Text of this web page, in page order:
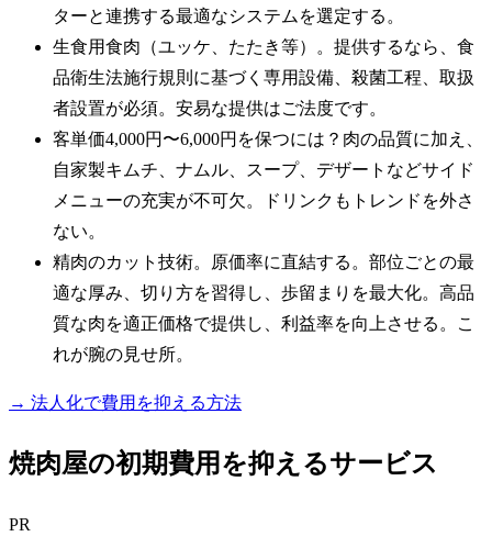
ターと連携する最適なシステムを選定する。
生食用食肉（ユッケ、たたき等）。提供するなら、食
品衛生法施行規則に基づく専用設備、殺菌工程、取扱
者設置が必須。安易な提供はご法度です。
客単価4,000円〜6,000円を保つには？肉の品質に加え、
自家製キムチ、ナムル、スープ、デザートなどサイド
メニューの充実が不可欠。ドリンクもトレンドを外さ
ない。
精肉のカット技術。原価率に直結する。部位ごとの最
適な厚み、切り方を習得し、歩留まりを最大化。高品
質な肉を適正価格で提供し、利益率を向上させる。こ
れが腕の見せ所。
→ 法人化で費用を抑える方法
焼肉屋の初期費用を抑えるサービス
PR